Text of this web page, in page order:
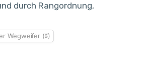
durch Rangordnung,
Wegweiſer (ʬ)